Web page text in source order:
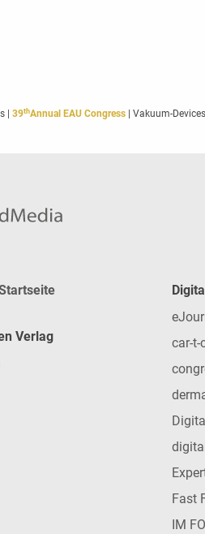
39thAnnual EAU Congress | Vakuum-
Verlag
car-t-
Fast
IM